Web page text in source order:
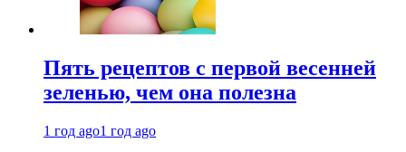
Пять рецептов с первой весенней
зеленью, чем она полезна
1 год ago1 год ago